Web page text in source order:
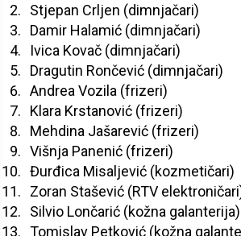
Stjepan Crljen (dimnjačari)
Damir Halamić (dimnjačari)
Ivica Kovač (dimnjačari)
Dragutin Rončević (dimnjačari)
Andrea Vozila (frizeri)
Klara Krstanović (frizeri)
Mehdina Jašarević (frizeri)
Višnja Panenić (frizeri)
Đurđica Misaljević (kozmetičari)
Zoran Stašević (RTV
Silvio Lončarić (kožna galanterija)
Tomislav Petković (kožna